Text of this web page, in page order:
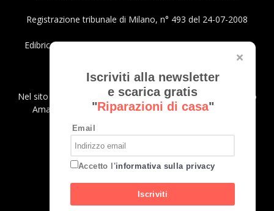
Iscriviti alla newsletter
e scarica gratis
"Riparazioni di casa"
Email
Accetto l'informativa sulla privacy
Iscriviti
Registrazione tribunale di Milano, n° 493 del 24-07-2008
Edibrico srl - Viale Emilio Caldara, 44 - 20122 Milano P.iva
Privacy Policy
Nel sito sono presenti prodotti Amazon; in qualità di Affiliato
Amazon riceviamo un guadagno dagli acquisti idonei.
SEGUICI